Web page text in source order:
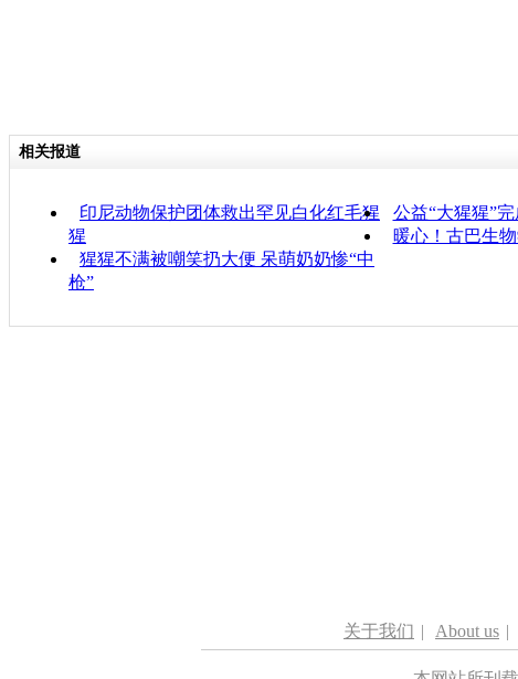
相关报道
印尼动物保护团体救出罕见白化红毛猩
猩
公益“大猩猩”
暖心！古巴生
猩猩不满被嘲笑扔大便 呆萌奶奶惨“中
枪”
关于我们 | About us |